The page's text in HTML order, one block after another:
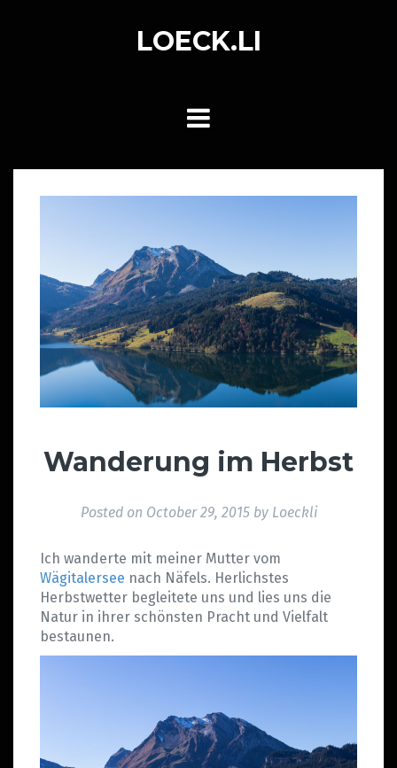
LOECK.LI
Wanderung im Herbst
Posted on October 29, 2015by Loeckli
Ich wanderte mit meiner Mutter vom
Wägitalersee nach Näfels. Herlichstes
Herbstwetter begleitete uns und lies uns die
Natur in ihrer schönsten Pracht und Vielfalt
bestaunen.